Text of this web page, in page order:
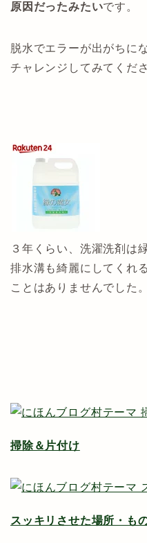
原因だったみたいです。
脱水でエラーが出がちに
チャレンジしてみてくださ
３年くらい、洗濯洗剤は
排水溝も綺麗にしてくれ
ことはありませんでした。
掃除＆片付け
スッキリさせた場所・も